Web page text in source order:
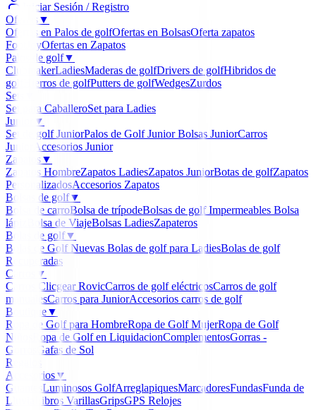
Iniciar Sesión / Registro
Ofertas▼
Ofertas en Palos de golfOfertas en BolsasOferta zapatos
FootJoyOfertas en Zapatos
Palos de golf▼
ClubmakerLadiesMaderas de golfDrivers de golfHibridos de
golf
Hierros de golfPutters de golfWedgesZurdos
Sets
Set para CaballeroSet para Ladies
Junior
▼
Set de golf JuniorPalos de Golf JuniorBolsas JuniorCarros
Junior
Accesorios Junior
Zapatos▼
Zapatos HombreZapatos LadiesZapatos JuniorBotas de golfZapatos
PersonalizadosAccesorios Zapatos
Bolsas de golf▼
Bolsa de carroBolsa de trípodeBolsas de golf Impermeables Bolsa
lápiz
Bolsa de ViajeBolsas LadiesZapateros
Bolas de golf▼
Bolas de Golf Nuevas Bolas de golf para LadiesBolas de golf
Recuperadas
Carros
▼
Carros Clicgear RovicCarros de golf eléctricosCarros de golf
manualesCarros para JuniorAccesorios carros de golf
Boutique▼
Ropa de Golf para HombreRopa de Golf MujerRopa de Golf
Niños
Ropa de Golf en LiquidacionComplementosGorras -
Gorros
Gafas de Sol
Regalos
Accesorios▼
GuantesLuminosos GolfArreglapiquesMarcadoresFundasFunda de
Lluvia
Libros VarillasGripsGPS Relojes